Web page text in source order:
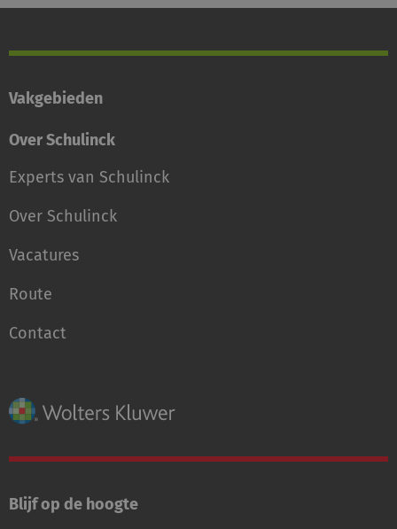
Vakgebieden
Over Schulinck
Experts van Schulinck
Over Schulinck
Vacatures
Route
Contact
Blijf op de hoogte